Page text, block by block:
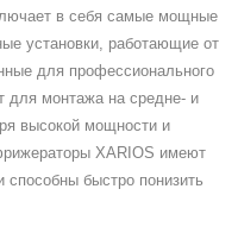
в себя самые мощные
установки, работающие от
для профессионального
для монтажа на средне- и
высокой мощности и
XARIOS имеют
способны быстро понизить